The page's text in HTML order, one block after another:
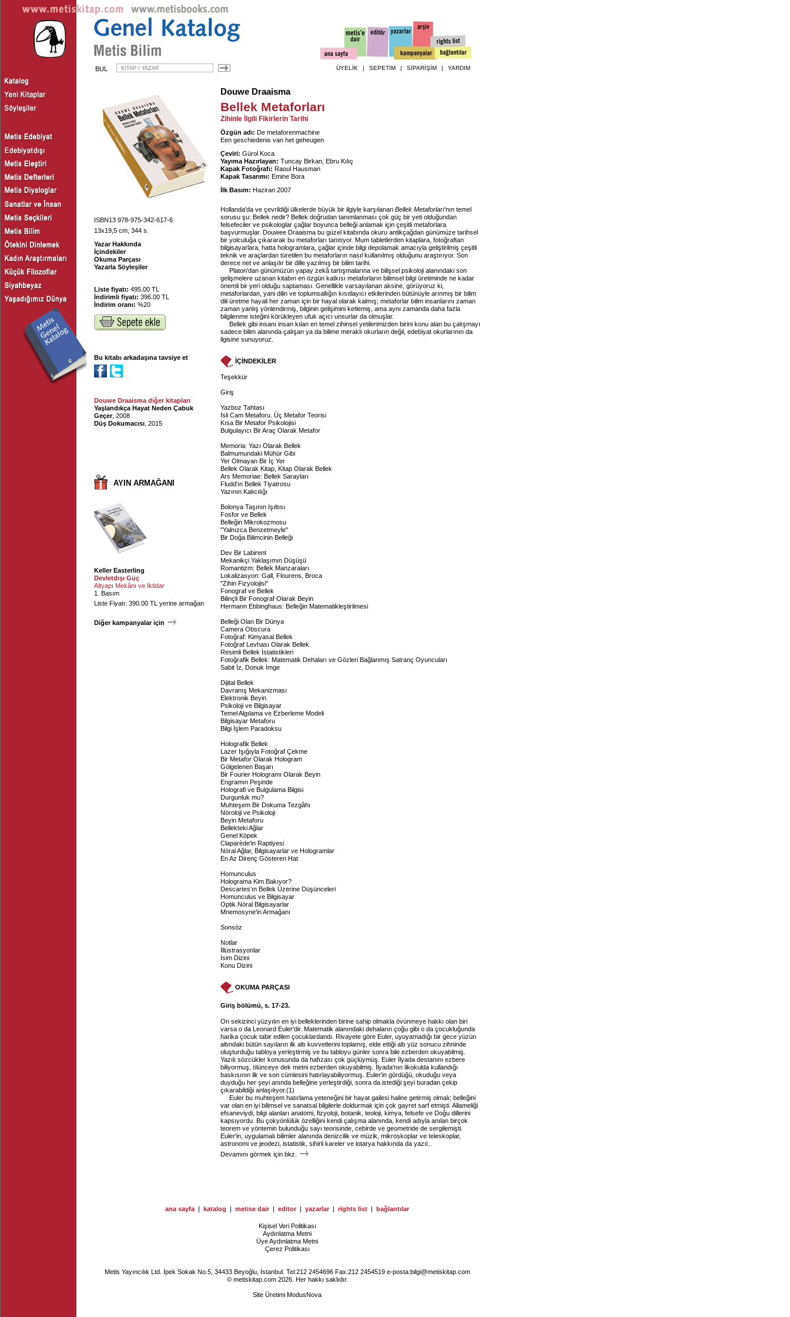
BUL ÜYELİK | SEPETİM | SİPARİŞİM | YARDIM
ISBN13 978-975-342-617-6
13x19,5 cm, 344 s.
Yazar Hakkında
İçindekiler
Okuma Parçası
Yazarla Söyleşiler
Liste fiyatı: 495.00 TL
İndirimli fiyatı: 396.00 TL
İndirim oranı: %20
Bu kitabı arkadaşına tavsiye et
Douwe Draaisma diğer kitapları
Yaşlandıkça Hayat Neden Çabuk
Geçer, 2008
Düş Dokumacısı , 2015
AYIN ARMAĞANI
Keller Easterling
Devletdışı Güç
Altyapı Mekânı ve İktidar
1. Basım
Liste Fiyatı: 390.00 TL yerine armağan
Diğer kampanyalar için
Douwe Draaisma
Bellek Metaforları
Zihinle İlgili Fikirlerin Tarihi
Özgün adı: De metaforenmachine
Een geschiedenis van het geheugen
Çeviri: Gürol Koca
Yayıma Hazırlayan: Tuncay Birkan, Ebru Kılıç
Kapak Fotoğrafı: Raoul Hausman
Kapak Tasarımı: Emine Bora
İlk Basım: Haziran 2007
Hollanda'da ve çevrildiği ülkelerde büyük bir ilgiyle karşılanan Bellek Metaforları'nın temel
sorusu şu: Bellek nedir? Bellek doğrudan tanımlanması çok güç bir yeti olduğundan
felsefeciler ve psikologlar çağlar boyunca belleği anlamak için çeşitli metaforlara
başvurmuşlar. Douwee Draaisma bu güzel kitabında okuru antikçağdan günümüze tarihsel
bir yolculuğa çıkararak bu metaforları tanıtıyor. Mum tabletlerden kitaplara, fotoğraftan
bilgisayarlara, hatta hologramlara, çağlar içinde bilgi depolamak amacıyla geliştirilmiş çeşitli
teknik ve araçlardan türetilen bu metaforların nasıl kullanılmış olduğunu araştırıyor. Son
derece net ve anlaşılır bir dille yazılmış bir bilim tarihi.
Platon'dan günümüzün yapay zekâ tartışmalarına ve bilişsel psikoloji alanındaki son
gelişmelere uzanan kitabın en özgün katkısı metaforların bilimsel bilgi üretiminde ne kadar
önemli bir yeri olduğu saptaması. Genellikle varsayılanan aksine, görüyoruz ki,
metaforlardan, yani dilin ve toplumsallığın kısıtlayıcı etkilerinden bütünüyle arınmış bir bilim
dili üretme hayali her zaman için bir hayal olarak kalmış; metaforlar bilim insanlarını zaman
zaman yanlış yönlendirmiş, bilginin gelişimini ketlemiş, ama aynı zamanda daha fazla
bilgilenme isteğini körükleyen ufuk açıcı unsurlar da olmuşlar.
Bellek gibi insanı insan kılan en temel zihinsel yetilerimizden birini konu alan bu çalışmayı
sadece bilim alanında çalışan ya da bilime meraklı okurların değil, edebiyat okurlarının da
ilgisine sunuyoruz.
İÇİNDEKİLER
Teşekkür
Giriş
Yazboz Tahtası
İsli Cam Metaforu. Üç Metafor Teorisi
Kısa Bir Metafor Psikolojisi
Bulgulayıcı Bir Araç Olarak Metafor
Memoria: Yazı Olarak Bellek
Balmumundaki Mühür Gibi
Yer Olmayan Bir İç Yer
Bellek Olarak Kitap, Kitap Olarak Bellek
Ars Memoriae: Bellek Sarayları
Fludd'ın Bellek Tiyatrosu
Yazının Kalıcılığı
Bolonya Taşının Işıltısı
Fosfor ve Bellek
Belleğin Mikrokozmosu
"Yalnızca Benzetmeyle"
Bir Doğa Bilimcinin Belleği
Dev Bir Labirent
Mekanikçi Yaklaşımın Düşüşü
Romantizm: Bellek Manzaraları
Lokalizasyon: Gall, Flourens, Broca
"Zihin Fizyolojisi"
Fonograf ve Bellek
Bilinçli Bir Fonograf Olarak Beyin
Hermann Ebbinghaus: Belleğin Matematikleştirilmesi
Belleği Olan Bir Dünya
Camera Obscura
Fotoğraf: Kimyasal Bellek
Fotoğraf Levhası Olarak Bellek
Resimli Bellek İstatistikleri
Fotoğrafik Bellek: Matematik Dehaları ve Gözleri Bağlanmış Satranç Oyuncuları
Sabit İz, Donuk İmge
Dijital Bellek
Davranış Mekanizması
Elektronik Beyin
Psikoloji ve Bilgisayar
Temel Algılama ve Ezberleme Modeli
Bilgisayar Metaforu
Bilgi İşlem Paradoksu
Holografik Bellek
Lazer Işığıyla Fotoğraf Çekme
Bir Metafor Olarak Hologram
Gölgelenen Başarı
Bir Fourier Hologramı Olarak Beyin
Engramın Peşinde
Holografi ve Bulgulama Bilgisi
Durgunluk mu?
Muhteşem Bir Dokuma Tezgâhı
Nöroloji ve Psikoloji
Beyin Metaforu
Bellekteki Ağlar
Genel Köpek
Claparède'in Raptiyesi
Nöral Ağlar, Bilgisayarlar ve Hologramlar
En Az Direnç Gösteren Hat
Homunculus
Holograma Kim Bakıyor?
Descartes'ın Bellek Üzerine Düşünceleri
Homunculus ve Bilgisayar
Optik Nöral Bilgisayarlar
Mnemosyne'in Armağanı
Sonsöz
Notlar
İllüstrasyonlar
İsim Dizini
Konu Dizini
OKUMA PARÇASI
Giriş bölümü, s. 17-23.
On sekizinci yüzyılın en iyi belleklerinden birine sahip olmakla övünmeye hakkı olan biri
varsa o da Leonard Euler'dir. Matematik alanındaki dehaların çoğu gibi o da çocukluğunda
harika çocuk tabir edilen çocuklardandı. Rivayete göre Euler, uyuyamadığı bir gece yüzün
altındaki bütün sayıların ilk altı kuvvetlerini toplamış, elde ettiği altı yüz sonucu zihninde
oluşturduğu tabloya yerleştirmiş ve bu tabloyu günler sonra bile ezberden okuyabilmiş.
Yazılı sözcükler konusunda da hafızası çok güçlüymüş. Euler İlyada destanını ezbere
biliyormuş, ölünceye dek metni ezberden okuyabilmiş. İlyada'nın ilkokulda kullandığı
baskısının ilk ve son cümlesini hatırlayabiliyormuş. Euler'in gördüğü, okuduğu veya
duyduğu her şeyi anında belleğine yerleştirdiği, sonra da istediği şeyi buradan çekip
çıkarabildiği anlaşılıyor.(1)
Euler bu muhteşem hatırlama yeteneğini bir hayat gailesi haline getirmiş olmalı; belleğini
var olan en iyi bilimsel ve sanatsal bilgilerle doldurmak için çok gayret sarf etmişti. Allameliği
efsaneviydi, bilgi alanları anatomi, fizyoloji, botanik, teoloji, kimya, felsefe ve Doğu dillerini
kapsıyordu. Bu çokyönlülük özelliğini kendi çalışma alanında, kendi adıyla anılan birçok
teorem ve yöntemin bulunduğu sayı teorisinde, cebirde ve geometride de sergilemişti.
Euler'in, uygulamalı bilimler alanında denizcilik ve müzik, mikroskoplar ve teleskoplar,
astronomi ve jeodezi, istatistik, sihirli kareler ve lotarya hakkında da yazıl...
Devamını görmek için bkz.
ana sayfa | katalog | metise dair | editor | yazarlar | rights list | bağlantılar
Kişisel Veri Politikası
Aydınlatma Metni
Üye Aydınlatma Metni
Çerez Politikası
Metis Yayıncılık Ltd. İpek Sokak No.5, 34433 Beyoğlu, İstanbul. Tel:212 2454696 Fax:212 2454519 e-posta:bilgi@metiskitap.com
© metiskitap.com 2026. Her hakkı saklıdır.
Site Üretimi ModusNova